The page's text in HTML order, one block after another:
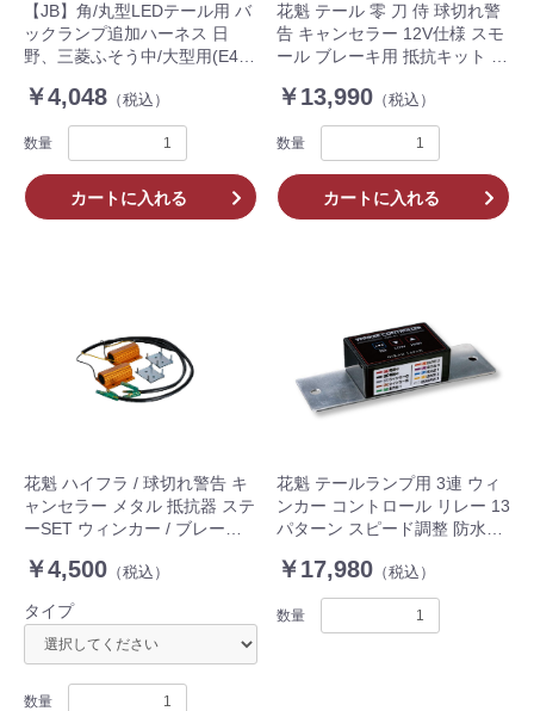
【JB】角/丸型LEDテール用 バ
ックランプ追加ハーネス 日
野、三菱ふそう中/大型用(E45-
￥4,048 （税込）
数量
カートに入れる
花魁 テール 零 刀 侍 球切れ警
告 キャンセラー 12V仕様 スモ
ール ブレーキ用 抵抗キット 左
V3
￥13,990 （税込）
数量
カートに入れる
花魁 ハイフラ / 球切れ警告 キ
ャンセラー メタル 抵抗器 ステ
ーSET ウィンカー / ブレーキ
ール用 80Ω OERO-80-24-SET
￥4,500 （税込）
タイプ
数量
花魁 テールランプ用 3連 ウィ
ンカー コントロール リレー 13
パターン スピード調整 防水設
￥17,980 （税込）
数量